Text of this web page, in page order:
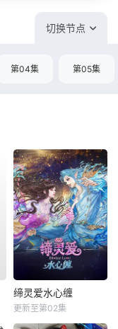
切换节点
第04集 第05集
缔灵爱水心缠
更新至第02集